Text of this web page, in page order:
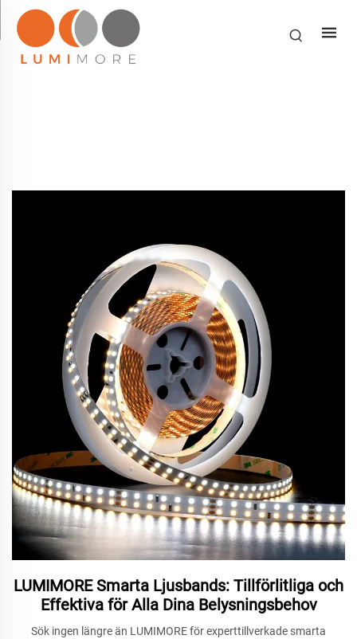
LUMIMORE Smarta Ljusbands: Tillförlitliga och
Effektiva för Alla Dina Belysningsbehov
Sök ingen längre än LUMIMORE för experttillverkade smarta